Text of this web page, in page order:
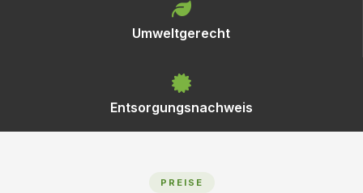
Umweltgerecht
Entsorgungsnachweis
PREISE